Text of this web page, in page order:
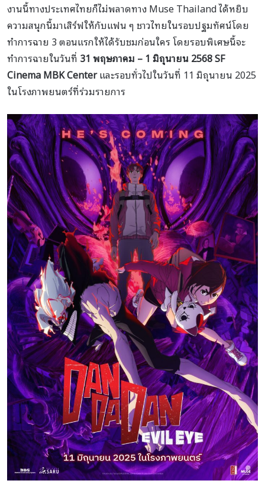
งานนี้ทางประเทศไทยก็ไม่พลาดทาง Muse Thailand ได้หยิบ
ความสนุกนี้มาเสิร์ฟให้กับแฟน ๆ ชาวไทยในรอบปฐมทัศน์โดย
ทำการฉาย 3 ตอนแรกให้ได้รับชมก่อนใคร โดยรอบพิเศษนี้จะ
ทำการฉายในวันที่ 31 พฤษภาคม – 1 มิถุนายน 2568SF
Cinema MBK Centerและรอบทั่วไปในวันที่ 11 มิถุนายน 2025
ในโรงภาพยนตร์ที่ร่วมรายการ